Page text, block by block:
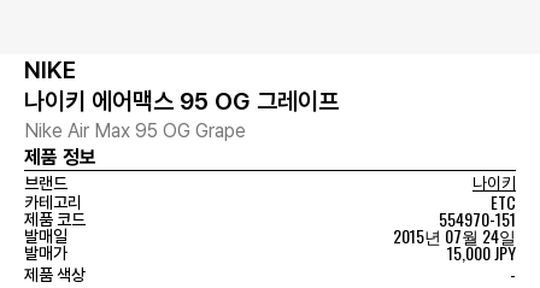
NIKE
나이키 에어맥스 95 OG 그레이프
Nike Air Max 95 OG Grape
제품 정보
브랜드
나이키
카테고리
ETC
제품 코드 554970-151
발매일 2015년 07월 24일
발매가 15,000 JPY
제품 색상 -